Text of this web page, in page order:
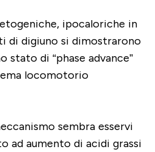
ipocaloriche in
di digiuno si dimostrarono
stato di “phase advance”
locomotorio
sembra esservi
ad aumento di acidi grassi